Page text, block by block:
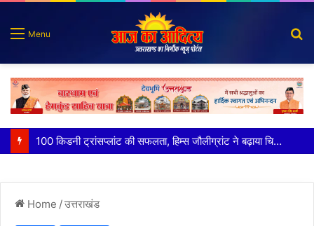
Menu
पात्र लोगों को सरकारी योजनाओं का सीधे मिल रहा लाभः धामी
Home /उत्तराखंड